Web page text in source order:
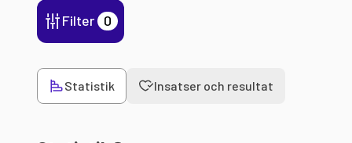
Filter 0
Statistik Insatser och resultat